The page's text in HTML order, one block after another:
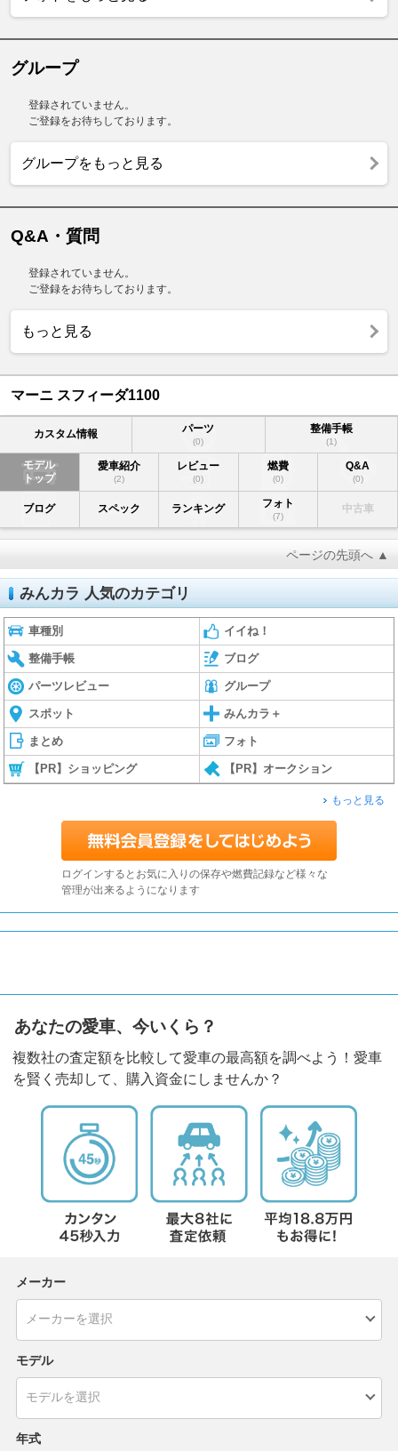
グループ
登録されていません。
ご登録をお待ちしております。
グループをもっと見る
Q&A・質問
登録されていません。
ご登録をお待ちしております。
もっと見る
マーニ スフィーダ1100
カスタム情報 パーツ
(0)
整備手帳
(1)
モデル
トップ
愛車紹介
(2)
レビュー
(0)
燃費
(0)
Q&A
(0)
ブログ スペック ランキング フォト
(7)
中古車
ページの先頭へ ▲
みんカラ 人気のカテゴリ
車種別 イイね！
整備手帳 ブログ
パーツレビュー グループ
スポット みんカラ＋
まとめ フォト
【PR】ショッピング 【PR】オークション
もっと見る
ログインするとお気に入りの保存や燃費記録など様々な
管理が出来るようになります
あなたの愛車、今いくら？
複数社の査定額を比較して愛車の最高額を調べよう！愛車
を賢く売却して、購入資金にしませんか？
メーカー
モデル
年式